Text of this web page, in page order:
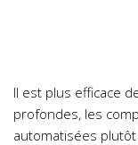
Il est plus efficace
profondes, les
automatisées